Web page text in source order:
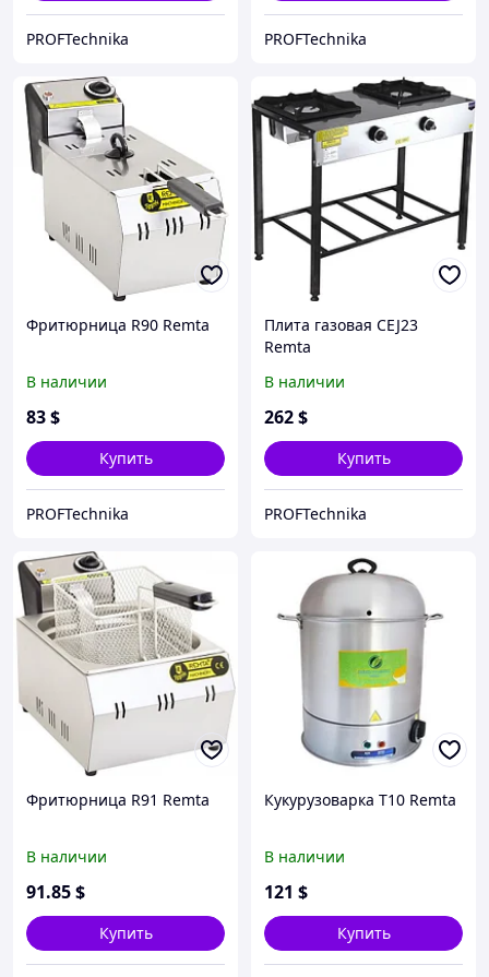
PROFTechnika PROFTechnika
Фритюрница R90 Remta
В наличии
83$
Купить
PROFTechnika
Плита газовая CEJ23
Remta
В наличии
262$
Купить
PROFTechnika
Фритюрница R91 Remta
В наличии
91.85$
Купить
Кукурузоварка T10 Remta
В наличии
121 $
Купить